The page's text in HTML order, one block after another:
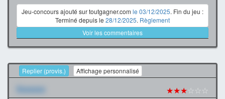
Jeu-concours ajouté sur toutgagner.com le 03/12/2025. Fin du jeu :
Terminé depuis le 28/12/2025. Règlement
Voir les commentaires
Replier (provis.) Affichage personnalisé
Xxxxxxx ★★★☆☆☆